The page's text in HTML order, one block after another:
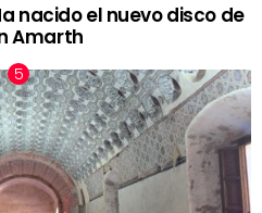
nacido el nuevo disco de
Amarth